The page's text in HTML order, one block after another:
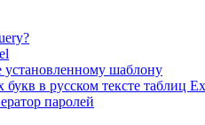
установленному шаблону
в русском тексте таблиц
паролей